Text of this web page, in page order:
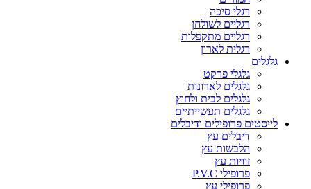
רגלי סיכה
רגליים לשולחן
רגליים מתקפלות
רגלית לארון
גלגלים
גלגלי פרקט
גלגלים לארונות
גלגלים לבית ולחוץ
גלגלים תעשייתיים
לייסטים פרופילים ודיבלים
דיבלים עץ
הלבשות עץ
זוויות עץ
פרופילי P.V.C
פרופילי עץ